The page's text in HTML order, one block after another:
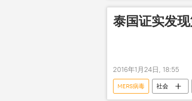
泰国证实发
2016年1月24日, 18:55
MERS病毒 社会